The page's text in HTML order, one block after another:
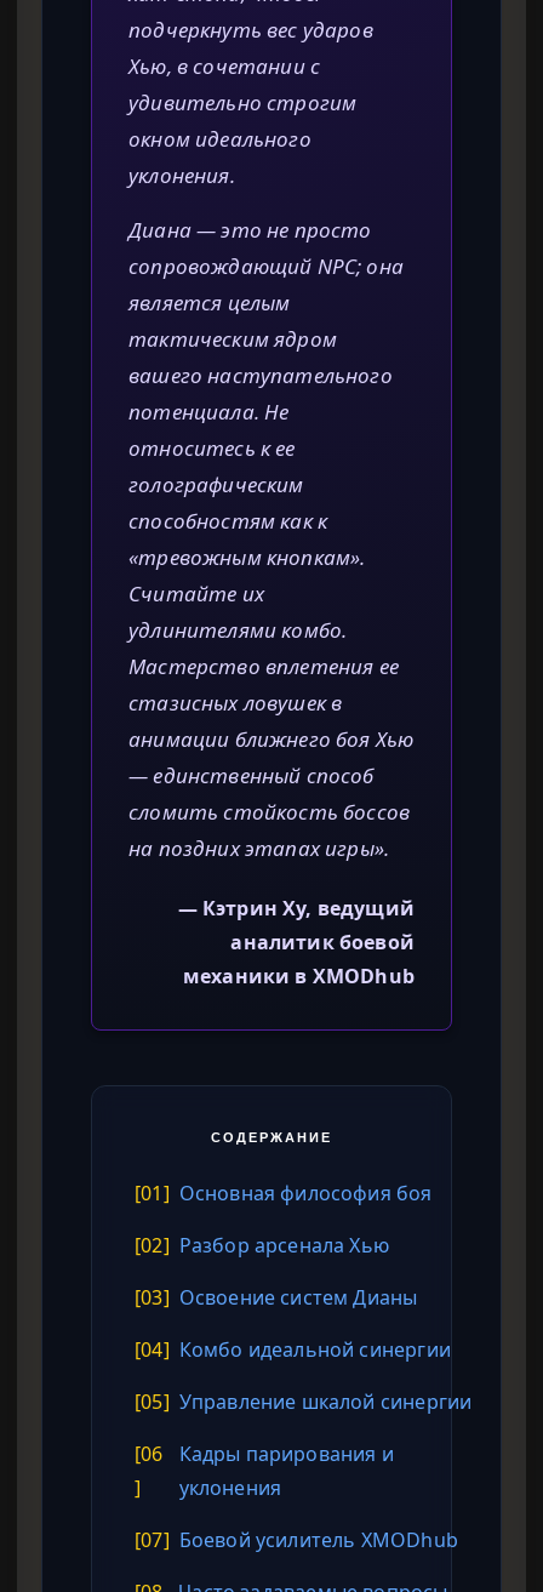
подчеркнуть вес ударов
Хью, в сочетании с
удивительно строгим
окном идеального
уклонения.
Диана — это не просто
сопровождающий NPC; она
является целым
тактическим ядром
вашего наступательного
потенциала. Не
относитесь к ее
голографическим
способностям как к
«тревожным кнопкам».
Считайте их
удлинителями комбо.
Мастерство вплетения ее
стазисных ловушек в
анимации ближнего боя Хью
— единственный способ
сломить стойкость боссов
на поздних этапах игры».
— Кэтрин Ху, ведущий
аналитик боевой
механики в XMODhub
СОДЕРЖАНИЕ
[01] Основная философия боя
[02] Разбор арсенала Хью
[03] Освоение систем Дианы
[04] Комбо идеальной синергии
[05] Управление шкалой синергии
[06
]
Кадры парирования и
уклонения
[07] Боевой усилитель XMODhub